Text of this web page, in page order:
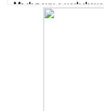
Мъж рани с нож
в Радомир